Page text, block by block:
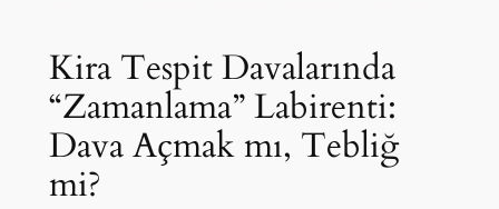
Kira Tespit Davalarında
“Zamanlama” Labirenti:
Dava Açmak mı, Tebliğ
mi?